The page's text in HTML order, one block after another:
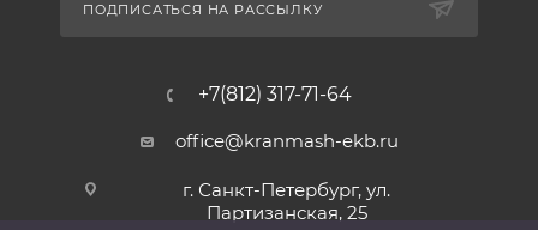
ПОДПИСАТЬСЯ НА РАССЫЛКУ
+7(812) 317-71-64
office@kranmash-ekb.ru
г. Санкт-Петербург, ул.
Партизанская, 25